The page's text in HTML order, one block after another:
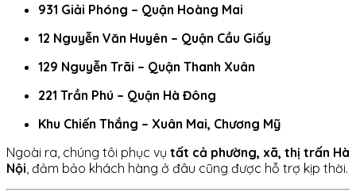
931 Giải Phóng – Quận Hoàng Mai
12 Nguyễn Văn Huyên – Quận Cầu Giấy
129 Nguyễn Trãi – Quận Thanh Xuân
221 Trần Phú – Quận Hà Đông
Khu Chiến Thắng – Xuân Mai, Chương Mỹ
Ngoài ra, chúng tôi phục vụ tất cả phường, xã, thị trấn Hà
Nội , đảm bảo khách hàng ở đâu cũng được hỗ trợ kịp thời.